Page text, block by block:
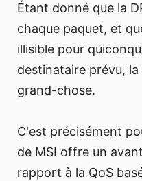
Étant donné que la
chaque paquet, et
illisible pour
destinataire prévu,
grand-chose.
C'est précisément
de MSI offre un
rapport à la QoS